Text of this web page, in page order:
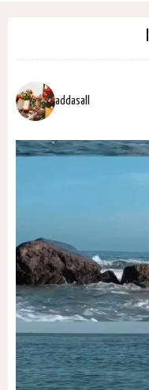
addasall